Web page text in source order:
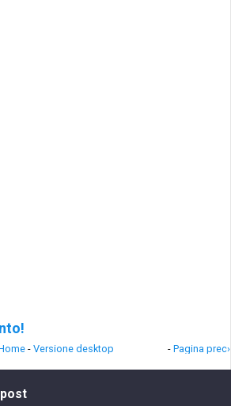
- Pagina prec›
- Versione desktop